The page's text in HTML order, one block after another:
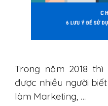
Trong năm 2018
được nhiều người
làm Marketing, …